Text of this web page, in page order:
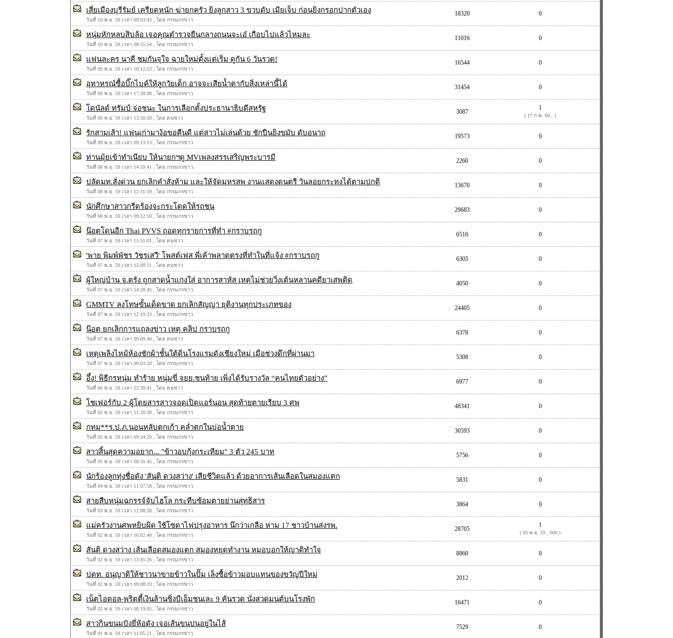
เสี่ยเมืองบุรีรัมย์ เครียดหนัก ฆ่ายกครัว ยิงลูกสาว 3 ขวบดับ เมียเจ็บ ก่อนยิงกรอกปากตัวเอง
วันที่ 10 พ.ย. 59 เวลา 09:03:43 , โดย กรรมกรข่าว
18320 0
หนุ่มหักหลบสิบล้อ เจอคุณตำรวจยืนกลางถนนจะเอ๋ เกือบไปแล้วไหมละ
วันที่ 10 พ.ย. 59 เวลา 08:55:54 , โดย กรรมกรข่าว
11016 0
แฟนละคร นาคี ชมกันจุใจ ฉายใหม่ตั้งแต่เริ่ม ดูกัน 6 วันรวด!
วันที่ 09 พ.ย. 59 เวลา 18:12:53 , โดย กรรมกรข่าว
16544 0
อุทาหรณ์ซื้อบิ๊กไบค์ให้ลูกวัยเด็ก อาจจะเสียน้ำตากับสิ่งเหล่านี้ได้
วันที่ 09 พ.ย. 59 เวลา 17:39:08 , โดย กรรมกรข่าว
31454 0
โดนัลด์ ทรัมป์ จ่อชนะ ในการเลือกตั้งประธานาธิบดีสหรัฐ
วันที่ 09 พ.ย. 59 เวลา 13:50:59 , โดย ตนข่าว
3087
1
( 17 ก.พ. 60 , )
รักสามเส้า! แฟนเก่ามาง้อขอคืนดี แต่สาวไม่เล่นด้วย ชักปืนยิงขมับ ดับอนาถ
วันที่ 09 พ.ย. 59 เวลา 09:13:13 , โดย กรรมกรข่าว
19573 0
ท่านมุ้ยเข้าทำเนียบ ให้นายกฯดู MVเพลงสรรเสริญพระบารมี
วันที่ 08 พ.ย. 59 เวลา 14:59:41 , โดย กรรมกรข่าว
2260 0
ปลัดมท.สั่งด่วน ยกเลิกคำสั่งห้าม และให้จัดมหรสพ งานแสดงดนตรี วันลอยกระทงได้ตามปกติ
วันที่ 08 พ.ย. 59 เวลา 12:31:59 , โดย กรรมกรข่าว
13670 0
นักศึกษาสาวกรีดร้องจะกระโดดให้รถชน
วันที่ 08 พ.ย. 59 เวลา 09:12:10 , โดย กรรมกรข่าว
29683 0
น๊อตโดนอีก Thai PVVS ถอดทุกรายการที่ทำ #กราบรถกู
วันที่ 07 พ.ย. 59 เวลา 15:55:01 , โดย ตนข่าว
6516 0
'พาย พิมพ์พัชร วัชรเสวี' โพสต์เฟส พี่เค้าพลาดตรงที่ทำในที่แจ้ง #กราบรถกู
วันที่ 07 พ.ย. 59 เวลา 15:09:11 , โดย ตนข่าว
6305 0
ผู้ใหญ่บ้าน จ.ตรัง ถูกสาดน้ำแกงใส่ อาการสาหัส เหตุไม่ช่วยวิ่งเต้นหลานคดียาเสพติด
วันที่ 07 พ.ย. 59 เวลา 14:28:45 , โดย กรรมกรข่าว
4050 0
GMMTV ลงโทษขั้นเด็ดขาด ยกเลิกสัญญา ยุติงานทุกประเภทของ
วันที่ 07 พ.ย. 59 เวลา 12:19:33 , โดย กรรมกรข่าว
24405 0
น๊อต ยกเลิกการแถลงข่าว เหตุ คลิป กราบรถกู
วันที่ 07 พ.ย. 59 เวลา 09:09:40 , โดย ตนข่าว
6378 0
เหตุเพลิงไหม้ห้องชักผ้าชั้นใต้ดินโรงแรมดังเชียงใหม่ เมื่อช่วงดึกที่ผ่านมา
วันที่ 07 พ.ย. 59 เวลา 09:03:59 , โดย กรรมกรข่าว
5308 0
อึ้ง! พิธีกรหนุ่ม ทำร้าย หนุ่มขี่ จยย.ชนท้าย เพิ่งได้รับรางวัล “คนไทยตัวอย่าง”
วันที่ 06 พ.ย. 59 เวลา 22:39:41 , โดย ตนข่าว
6977 0
โชเฟอร์กับ 2 ผู้โดยสารสาวจอดเปิดแอร์นอน สุดท้ายตายเรียบ 3 ศพ
วันที่ 05 พ.ย. 59 เวลา 11:20:39 , โดย กรรมกรข่าว
48341 0
กทม**ร.ป.ภ.นอนหลับตกเก้า คล่ำตกในบ่อนํ้าตาย
วันที่ 05 พ.ย. 59 เวลา 09:34:20 , โดย กรรมกรข่าว
30593 0
สาวสิ้นสุดความอยาก... "ข้าวอบกุ้งกระเทียม" 3 ตัว 245 บาท
วันที่ 05 พ.ย. 59 เวลา 08:35:45 , โดย กรรมกรข่าว
5756 0
นักร้องลูกทุ่งชื่อดัง 'สันติ ดวงสว่าง' เสียชีวิตแล้ว ด้วยอาการเส้นเลือดในสมองแตก
วันที่ 04 พ.ย. 59 เวลา 11:07:58 , โดย กรรมกรข่าว
5831 0
สายสืบหนุ่มฉกรรจ์จับไฮโล กระทืบซ้อมตายย่านสุทธิสาร
วันที่ 03 พ.ย. 59 เวลา 12:08:58 , โดย กรรมกรข่าว
3864 0
แม่ครัวงานศพหยิบผิด ใช้โซดาไฟปรุงอาหาร นึกว่าเกลือ หาม 17 ชาวบ้านส่งรพ.
วันที่ 02 พ.ย. 59 เวลา 16:02:40 , โดย กรรมกรข่าว
28705
1
( 03 พ.ย. 59 , 000 )
สันติ ดวงสว่าง เส้นเลือดสมองแตก สมองหยุดทำงาน หมอบอกให้ญาติทำใจ
วันที่ 02 พ.ย. 59 เวลา 13:45:26 , โดย กรรมกรข่าว
8860 0
ปตท. อนุญาติให้ชาวนาขายข้าวในปั๊ม เล็งซื้อข้าวมอบแทนของขวัญปีใหม่
วันที่ 02 พ.ย. 59 เวลา 09:08:19 , โดย กรรมกรข่าว
2012 0
เน็ตไอดอล-พริตตี้เงินล้านซิ่งบีเอ็มชนเละ 9 คันรวด นั่งสวดมนต์บนโรงพัก
วันที่ 02 พ.ย. 59 เวลา 08:19:05 , โดย กรรมกรข่าว
16471 0
สาวกินขนมปังยี่ห้อดัง เจอเส้นขนปนอยู่ในไส้
วันที่ 01 พ.ย. 59 เวลา 11:05:21 , โดย กรรมกรข่าว
7529 0